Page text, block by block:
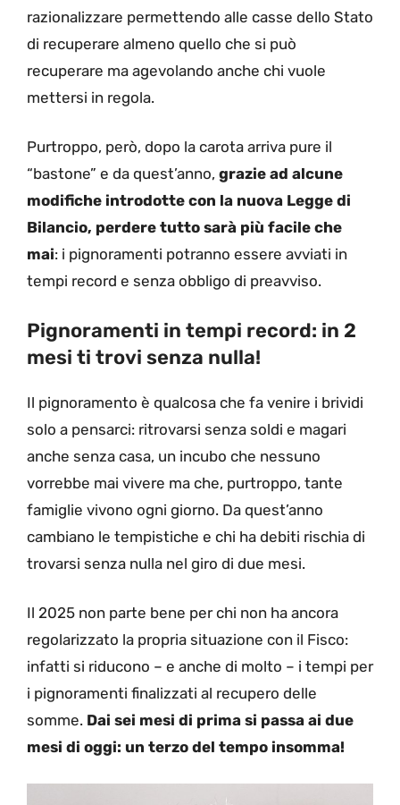
razionalizzare permettendo alle casse dello Stato
di recuperare almeno quello che si può
recuperare ma agevolando anche chi vuole
mettersi in regola.
Purtroppo, però, dopo la carota arriva pure il
“bastone” e da quest’anno, grazie ad alcune
modifiche introdotte con la nuova Legge di
Bilancio, perdere tutto sarà più facile che
mai: i pignoramenti potranno essere avviati in
tempi record e senza obbligo di preavviso.
Pignoramenti in tempi record: in 2
mesi ti trovi senza nulla!
Il pignoramento è qualcosa che fa venire i brividi
solo a pensarci: ritrovarsi senza soldi e magari
anche senza casa, un incubo che nessuno
vorrebbe mai vivere ma che, purtroppo, tante
famiglie vivono ogni giorno. Da quest’anno
cambiano le tempistiche e chi ha debiti rischia di
trovarsi senza nulla nel giro di due mesi.
Il 2025 non parte bene per chi non ha ancora
regolarizzato la propria situazione con il Fisco:
infatti si riducono – e anche di molto – i tempi per
i pignoramenti finalizzati al recupero delle
somme. Dai sei mesi di prima si passa ai due
mesi di oggi: un terzo del tempo insomma!